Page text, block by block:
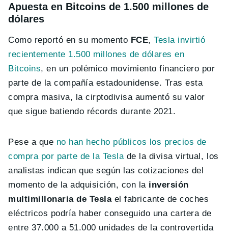
Apuesta en Bitcoins de 1.500 millones de
dólares
Como reportó en su momento FCE,Tesla invirtió
recientemente 1.500 millones de dólares en
Bitcoins, en un polémico movimiento financiero por
parte de la compañía estadounidense. Tras esta
compra masiva, la cirptodivisa aumentó su valor
que sigue batiendo récords durante 2021.
Pese a que no han hecho públicos los precios de
compra por parte de la Teslade la divisa virtual, los
analistas indican que según las cotizaciones del
momento de la adquisición, con lainversión
multimillonaria de Teslael fabricante de coches
eléctricos podría haber conseguido una cartera de
entre 37.000 a 51.000 unidades de la controvertida